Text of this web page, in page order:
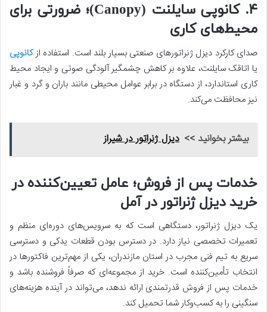
۴. کانوپی سایلنت (Canopy)؛ ضرورتی برای
محیط‌های کاری
صدای کارکرد دیزل ژنراتورهای صنعتی بسیار بلند است. استفاده ازکانوپی
یا اتاقک سایلنت، علاوه بر کاهش چشمگیر آلودگی صوتی و ایجاد محیط
کاری استاندارد، از دستگاه در برابر عوامل محیطی مانند باران و گرد و غبار
نیز محافظت می‌کند.
بیشتر بخوانید >> دیزل ژنراتور در شیراز
خدمات پس از فروش؛ عامل تعیین‌کننده در
خرید دیزل ژنراتور در آمل
یک دیزل ژنراتور، دستگاهی است که به سرویس‌های دوره‌ای منظم و
تعمیرات تخصصی نیاز دارد. در دسترس بودن قطعات یدکی و دسترسی
سریع به تیم فنی مجرب در استان مازندران، یکی از مهم‌ترین فاکتورها در
انتخاب تأمین‌کننده است. خرید از مجموعه‌ای که صرفاً فروشنده باشد و
خدمات پس از فروش قدرتمندی ارائه ندهد، می‌تواند در آینده هزینه‌های
سنگینی را به کسب‌وکار شما تحمیل کند.